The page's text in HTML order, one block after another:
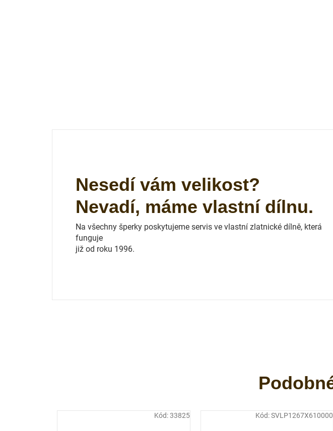
Kód:33825 Kód:SVLP1267X610000
Nesedí vám velikost?
Nevadí, máme vlastní dílnu.
Na všechny šperky poskytujeme servis ve vlastní zlatnické dílně, která
funguje
již od roku 1996.